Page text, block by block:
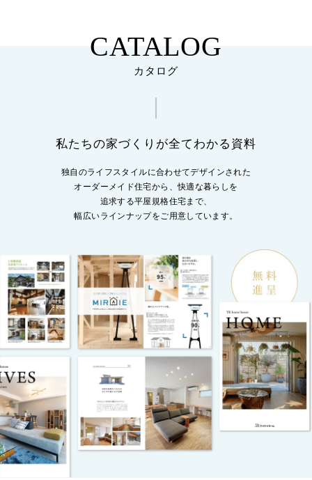
CATALOG
カタログ
私たちの家づくりが全てわかる資料
独自のライフスタイルに合わせてデザインされた
オーダーメイド住宅から、快適な暮らしを
追求する平屋規格住宅まで、
幅広いラインナップをご用意しています。